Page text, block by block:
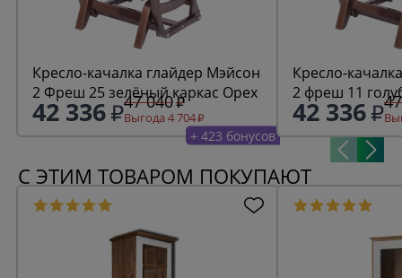
Кресло-качалка глайдер Мэйсон
2 Фреш 25 зелёный каркас Орех
42 336 47 040
Выгода 4 704
+ 423 бонусов
Кресло-
42 336
С ЭТИМ ТОВАРОМ ПОКУПАЮТ